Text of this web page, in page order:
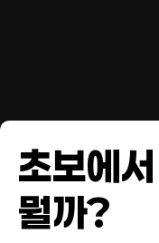
초보에
뭘까?